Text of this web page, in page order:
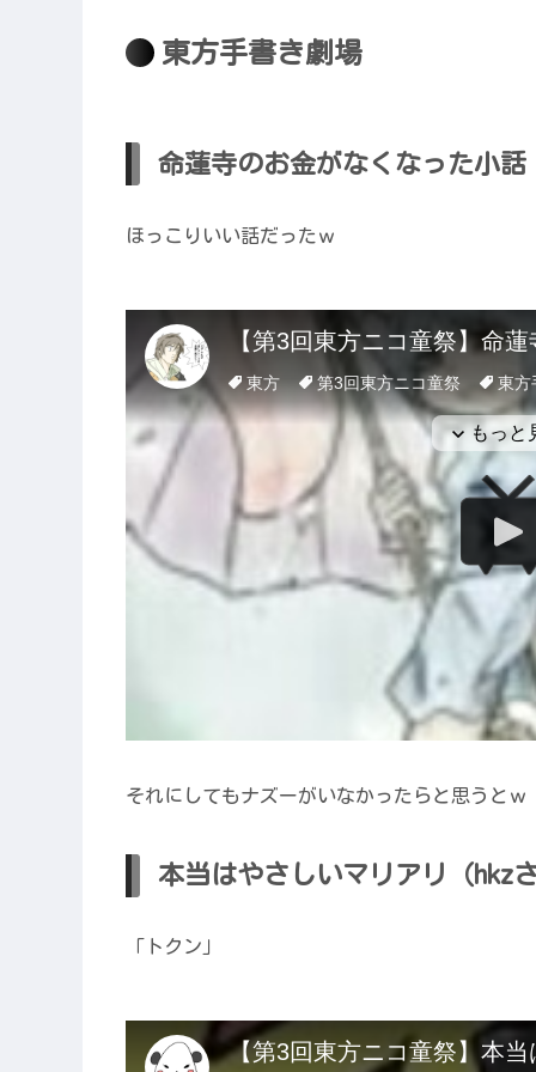
東方手書き劇場
命蓮寺のお金がなくなった小話
ほっこりいい話だったｗ
それにしてもナズーがいなかったらと思うとｗ
本当はやさしいマリアリ（hkz
「トクン」